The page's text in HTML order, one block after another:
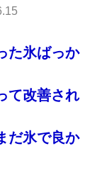
た氷ばっか
て改善され
だ氷で良か